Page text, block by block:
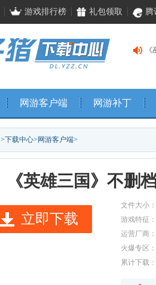
游戏排行榜 礼包领取 腾
网游客户端 网游补丁
>下载中心> 网游客户端>
《英雄三国》不删
立即下载
文件大小
游戏特征
运营厂商
火爆专区
累计下载：